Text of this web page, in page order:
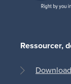
Ressourcer,
Download